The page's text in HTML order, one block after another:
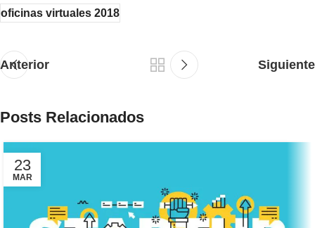
oficinas virtuales 2018
Anterior Siguiente
Posts Relacionados
23
MAR